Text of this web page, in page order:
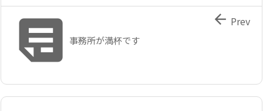
事務所が満杯です
 Prev